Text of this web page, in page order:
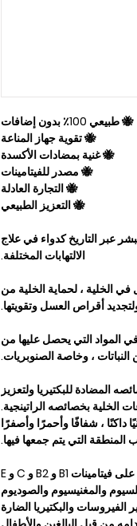
🐝 طبيعي 100٪ بدون إضافات
🐝 تقوية جهاز المناعة
🐝 غنية بمضادات الأكسدة
🐝 مصدر للفيتامينات
🐝 التجارة العادلة
🐝 التعزيز الطبيعي
عبر التاريخ كدواء في علاج
الالتهابات المختلفة.
الخلية ، لحماية الخلية من
أقراص العسل وتقويتها.
في المواد التي يحصل عليها من
، وخاصة الصنوبريات.
المضادة للبكتيريا ولتعزيز
الخلية بخصائصه الراتينجية.
داكنًا ، شفافًا وأحمرًا وأصفرًا
التي يتم جمعها فيها.
على عكس حبوب لقاح النحل ، فإن البروبوليس الذي يحتوي على فيتامينات B1 و B2 و C و E
والمغنيسيوم والصوديوم
والبكتيريا الضارة